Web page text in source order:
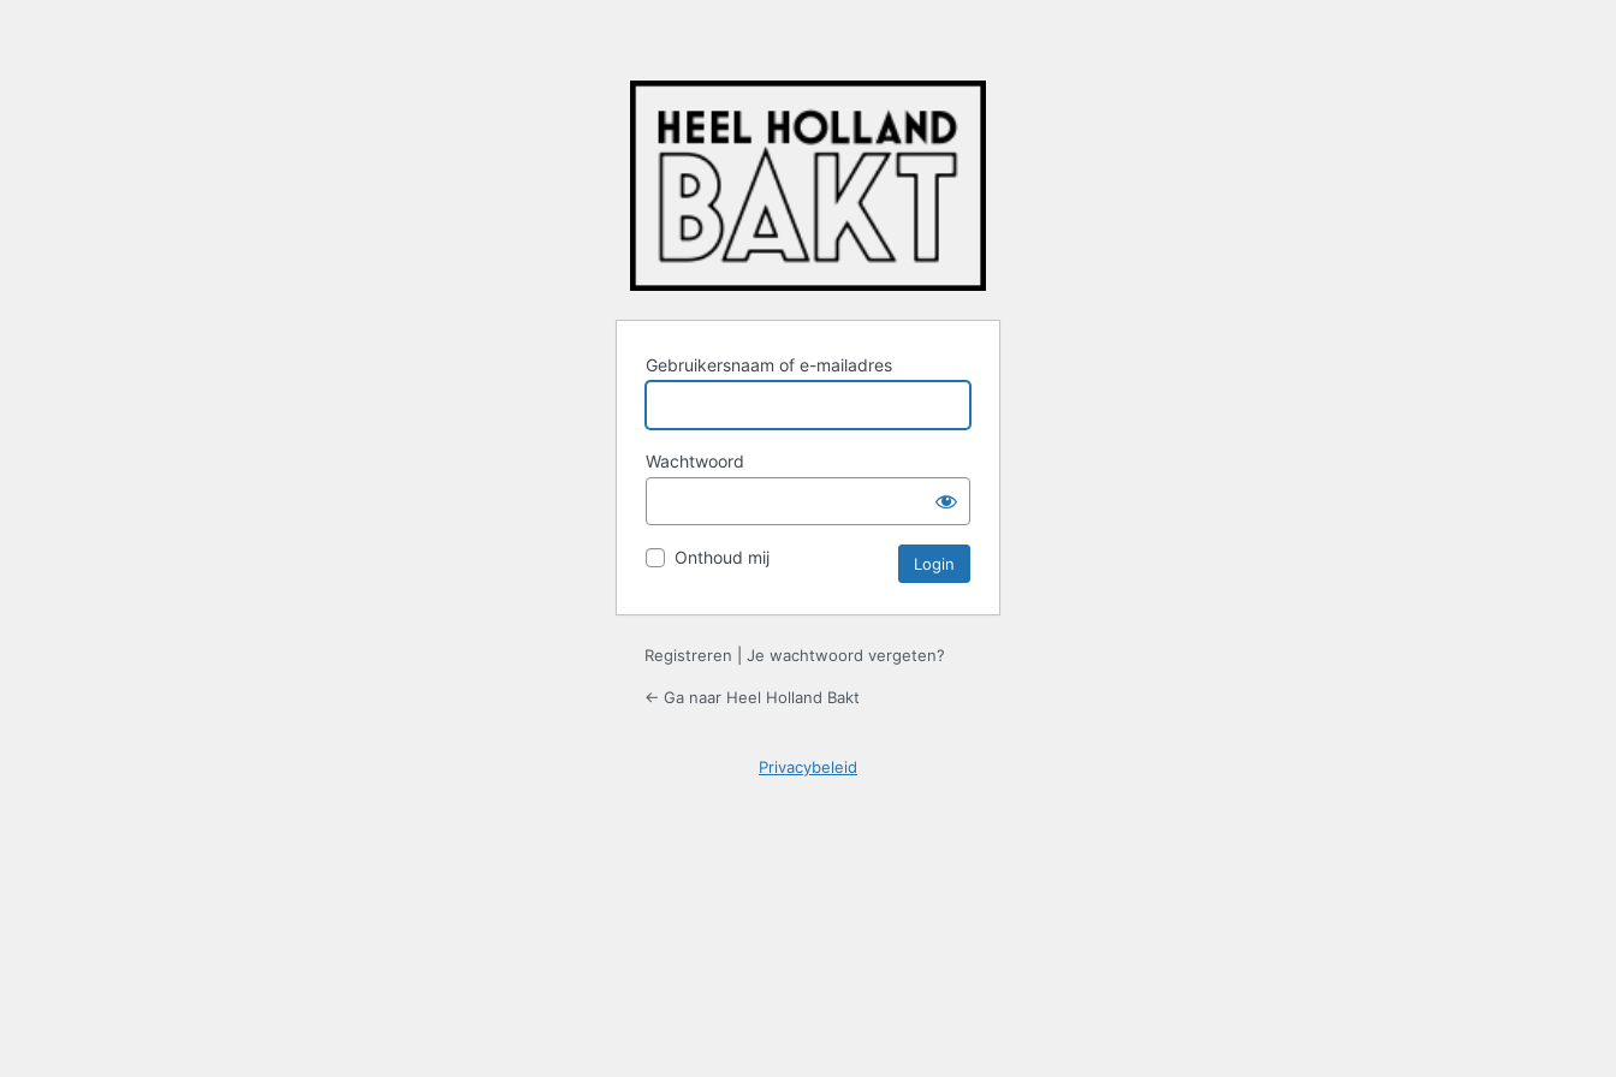
Gebruikersnaam of e-mailadres
Wachtwoord
Onthoud mij
Registreren Je wachtwoord vergeten?
← Ga naar Heel Holland Bakt
Privacybeleid